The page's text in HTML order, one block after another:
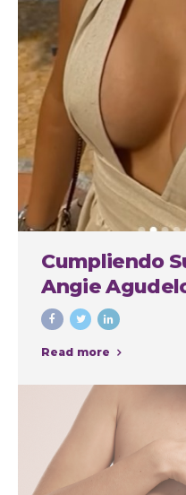
Cumpliendo
Angie
Read more